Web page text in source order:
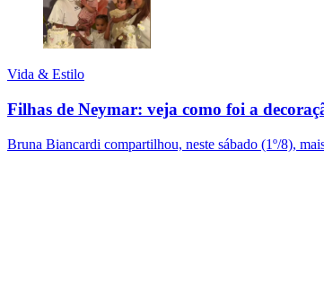
Vida & Estilo
Filhas de Neymar: veja como foi a
Bruna Biancardi compartilhou, neste sábado (1º/8),